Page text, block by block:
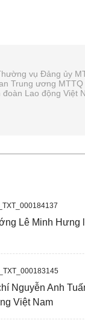
vụ Đảng ủy
Trung ương MTTQ
Lao động Việt
Lê Minh Hưng
Nguyễn Anh
Việt Nam